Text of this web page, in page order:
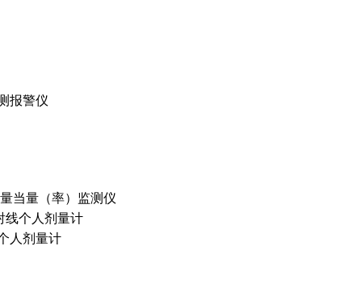
报警仪
当量（率）监测仪
线个人剂量计
人剂量计